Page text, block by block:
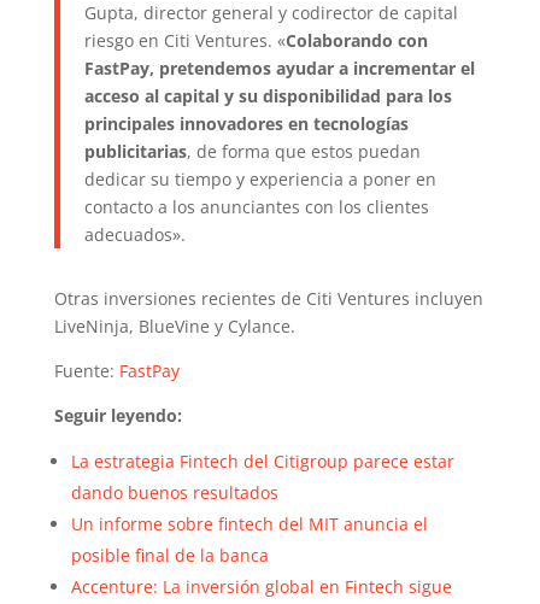
Gupta, director general y codirector de capital
riesgo en Citi Ventures. «Colaborando con
FastPay, pretendemos ayudar a incrementar el
acceso al capital y su disponibilidad para los
principales innovadores en tecnologías
publicitarias, de forma que estos puedan
dedicar su tiempo y experiencia a poner en
contacto a los anunciantes con los clientes
adecuados».
Otras inversiones recientes de Citi Ventures incluyen
LiveNinja, BlueVine y Cylance.
Fuente: FastPay
Seguir leyendo:
La estrategia Fintech del Citigroup parece estar
dando buenos resultados
Un informe sobre fintech del MIT anuncia el
posible final de la banca
Accenture: La inversión global en Fintech sigue